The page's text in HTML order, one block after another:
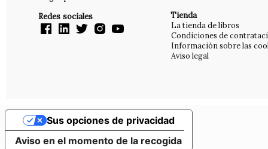
Redes sociales Tienda
La tienda de libros
Condiciones de
Información sobre las
Aviso legal
Aviso en el momento de la recogida
Sus opciones de privacidad